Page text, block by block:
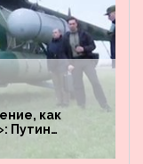
как
Путин